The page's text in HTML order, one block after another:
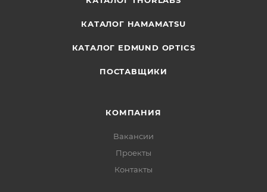
КАТАЛОГ HAMAMATSU
КАТАЛОГ EDMUND OPTICS
ПОСТАВЩИКИ
КОМПАНИЯ
Вакансии
Проекты
Контакты